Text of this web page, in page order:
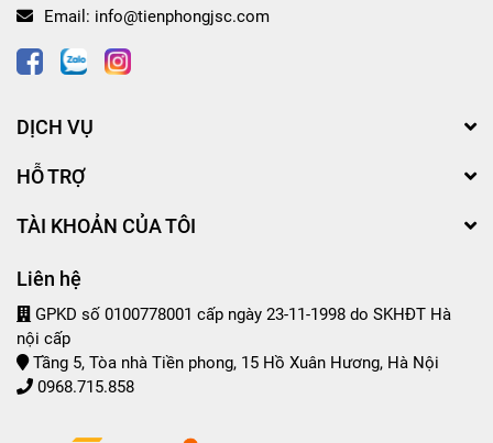
Email: info@tienphongjsc.com
DỊCH VỤ
HỖ TRỢ
TÀI KHOẢN CỦA TÔI
Liên hệ
GPKD số 0100778001 cấp ngày 23-11-1998 do SKHĐT Hà
nội cấp
Tầng 5, Tòa nhà Tiền phong, 15 Hồ Xuân Hương, Hà Nội
0968.715.858